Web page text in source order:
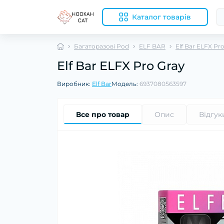
Каталог товарів
Багаторазові Pod ELF BAR Elf Bar ELFX Pro
Elf Bar ELFX Pro Gray
Виробник: Elf BarМодель: 6937080563597
Все про товар Опис